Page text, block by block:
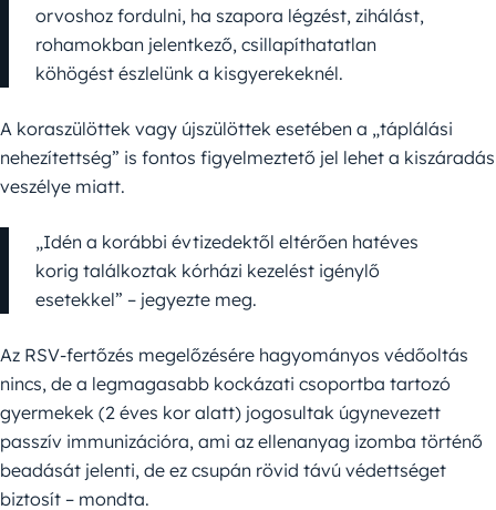
orvoshoz fordulni, ha szapora légzést, zihálást,
rohamokban jelentkező, csillapíthatatlan
köhögést észlelünk a kisgyerekeknél.
A koraszülöttek vagy újszülöttek esetében a „táplálási
nehezítettség” is fontos figyelmeztető jel lehet a kiszáradás
veszélye miatt.
„Idén a korábbi évtizedektől eltérően hatéves
korig találkoztak kórházi kezelést igénylő
esetekkel” – jegyezte meg.
Az RSV-fertőzés megelőzésére hagyományos védőoltás
nincs, de a legmagasabb kockázati csoportba tartozó
gyermekek (2 éves kor alatt) jogosultak úgynevezett
passzív immunizációra, ami az ellenanyag izomba történő
beadását jelenti, de ez csupán rövid távú védettséget
biztosít – mondta.